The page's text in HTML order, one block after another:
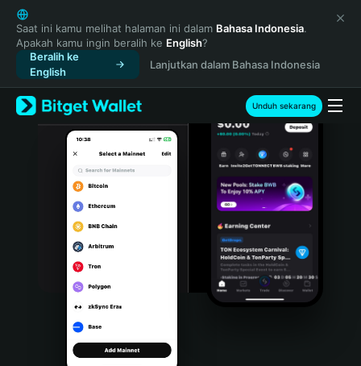
English
日本語
Tiếng Việt
Русский
Español (Latinoamérica)
Türkçe
Italiano
Português (Portugal)
Bahasa Indonesia
Português (Brasil)
Español (Argentina)
Saat ini kamu melihat halaman ini dalam Bahasa Indonesia.
Apakah kamu ingin beralih ke English?
Beralih ke
English
Lanjutkan dalam Bahasa Indonesia
Unduh sekarang